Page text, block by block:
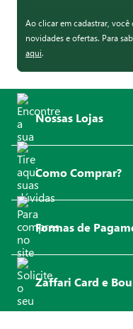
Ao clicar em cadastrar,
novidades e ofertas. Para
aqui.
Nossas Lojas
Como Comprar?
Formas de
Zaffari Card e